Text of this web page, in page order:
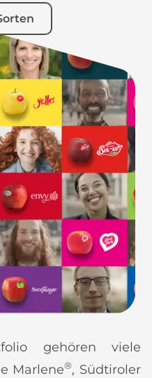
gehören viele
Marlene®, Südtiroler